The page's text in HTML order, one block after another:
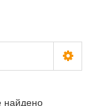
найдено